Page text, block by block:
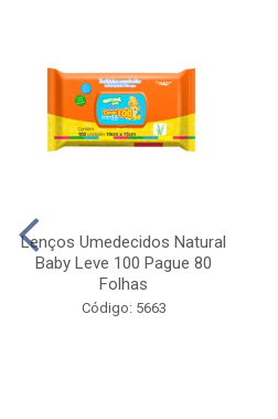
Lenços Umedecidos Natural
Baby Leve 100 Pague 80
Folhas
Código: 5663